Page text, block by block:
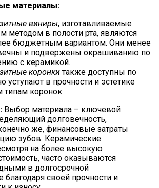
материалы:
виниры, изготавливаемые
методом в полости рта, являются
бюджетным вариантом. Они менее
и подвержены окрашиванию по
с керамикой.
коронкитакже доступны по
уступают в прочности и эстетике
типам коронок.
Выбор материала – ключевой
долговечность,
же, финансовые затраты
зубов. Керамические
на более высокую
часто оказываются
в долгосрочной
благодаря своей прочности и